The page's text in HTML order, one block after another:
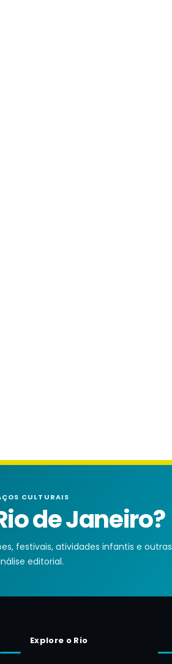
CULTURAIS
de Janeiro?
festivais, atividades infantis e outras
editorial.
Explore o Rio